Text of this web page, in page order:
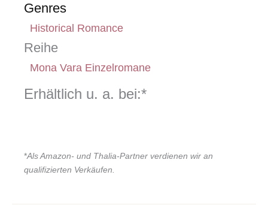
Genres
Historical Romance
Reihe
Mona Vara Einzelromane
Erhältlich u. a. bei:*
*Als Amazon- und Thalia-Partner verdienen wir an
qualifizierten Verkäufen.